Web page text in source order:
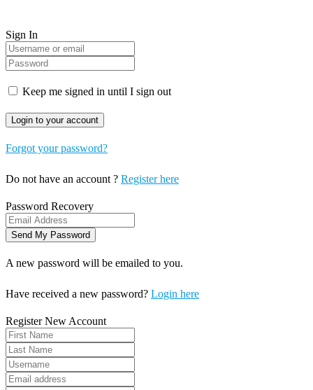
Sign In
Keep me signed in until I sign out
Forgot your password?
Do not have an account ? Register here
Password Recovery
A new password will be emailed to you.
Have received a new password? Login here
Register New Account